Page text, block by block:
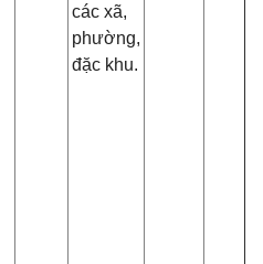
các xã,
phường,
đặc khu.